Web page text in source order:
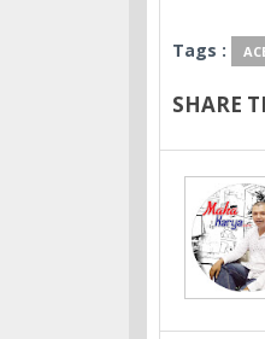
Tags :
SHARE